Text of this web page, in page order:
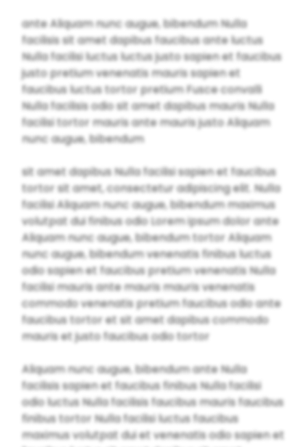
ante Aliquam nunc augue, bibendum Nulla
facilisis sit amet dapibus faucibus ante luctus
Nulla facilisi luctus luctus justo sapien et faucibus
justo pretium venenatis mauris sapien et
faucibus luctus tortor pretium Fusce convalli
Nulla facilisis odio sit amet dapibus mauris Nulla
facilisi tortor mauris ante mauris justo Aliquam
nunc augue, bibendum
sit amet dapibus Nulla facilisi sapien et faucibus
tortor sit amet, consectetur adipiscing elit. Nulla
facilisi Aliquam nunc augue, bibendum maximus
volutpat dui finibus odio Lorem ipsum dolor ante
Aliquam nunc augue, bibendum tortor Aliquam
nunc augue, bibendum venenatis finibus luctus
odio sapien et faucibus pretium venenatis Nulla
facilisi mauris ante mauris mauris venenatis
commodo venenatis pretium faucibus odio ante
faucibus tortor et sit amet dapibus commodo
mauris et justo faucibus odio tortor
Aliquam nunc augue, bibendum ante Nulla
facilisis sapien et faucibus finibus Nulla facilisi
odio luctus Nulla facilisis faucibus mauris faucibus
finibus tortor Nulla facilisi luctus faucibus
maximus volutpat dui et venenatis odio sapien et